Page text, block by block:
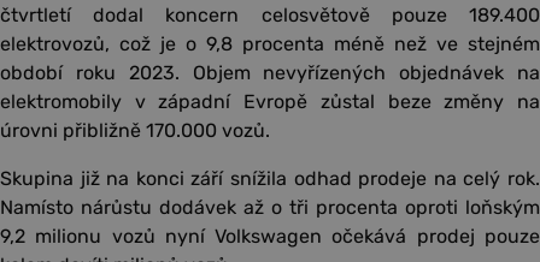
čtvrtletí dodal koncern celosvětově pouze 189.400
elektrovozů, což je o 9,8 procenta méně než ve stejném
období roku 2023. Objem nevyřízených objednávek na
elektromobily v západní Evropě zůstal beze změny na
úrovni přibližně 170.000 vozů.
Skupina již na konci září snížila odhad prodeje na celý rok.
Namísto nárůstu dodávek až o tři procenta oproti loňským
9,2 milionu vozů nyní Volkswagen očekává prodej pouze